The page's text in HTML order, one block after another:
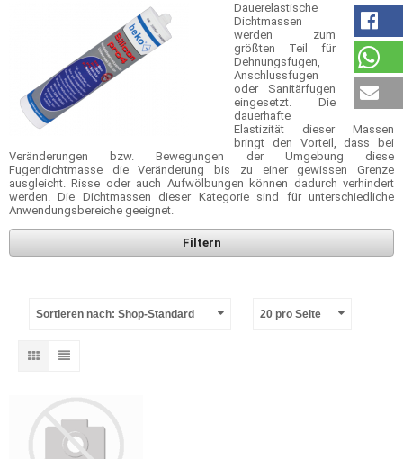
Dauerelastische
Dichtmassen
werden zum
größten Teil für
Dehnungsfugen,
Anschlussfugen
oder Sanitärfugen
eingesetzt. Die
dauerhafte
Elastizität dieser Massen
bringt den Vorteil, dass bei
Veränderungen bzw. Bewegungen der Umgebung diese
Fugendichtmasse die Veränderung bis zu einer gewissen Grenze
ausgleicht. Risse oder auch Aufwölbungen können dadurch verhindert
werden. Die Dichtmassen dieser Kategorie sind für unterschiedliche
Anwendungsbereiche geeignet.
Filtern
Sortieren nach: Shop-Standard 20 pro Seite